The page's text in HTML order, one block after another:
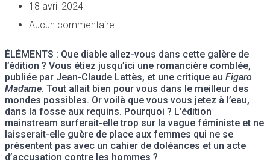
18 avril 2024
Aucun commentaire
ÉLÉMENTS : Que diable allez-vous dans cette galère de
l’édition ? Vous étiez jusqu’ici une romancière comblée,
publiée par Jean-Claude Lattès, et une critique au Figaro
Madame. Tout allait bien pour vous dans le meilleur des
mondes possibles. Or voilà que vous vous jetez à l’eau,
dans la fosse aux requins. Pourquoi ? L’édition
mainstream surferait-elle trop sur la vague féministe et ne
laisserait-elle guère de place aux femmes qui ne se
présentent pas avec un cahier de doléances et un acte
d’accusation contre les hommes ?